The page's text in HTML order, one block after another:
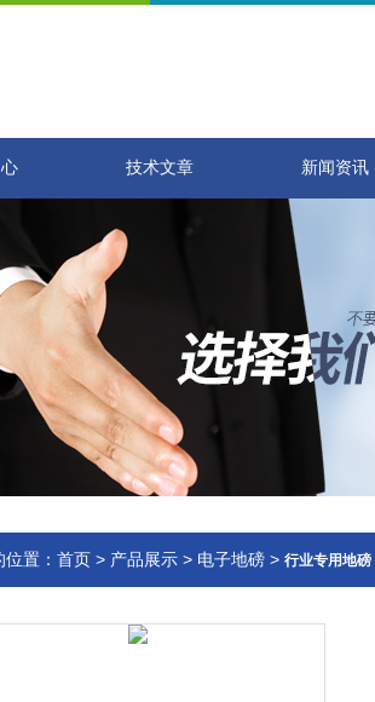
技术文章 新闻资讯
置： 首页 > 产品展示 > 电子地磅 > 行业专用地磅